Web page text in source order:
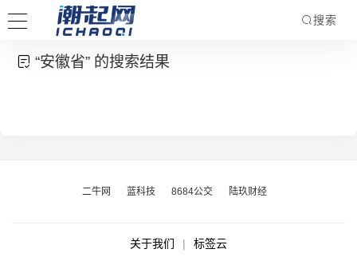
搜索
“安徽省” 的搜索结果
二牛网 蓝科技 8684公交 陆玖财经
关于我们 | 标签云